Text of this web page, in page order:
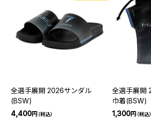
全選手展開 2026サンダル
(BSW)
4,400円（税込）
全選手展開
巾着(BSW)
1,300円（税込）